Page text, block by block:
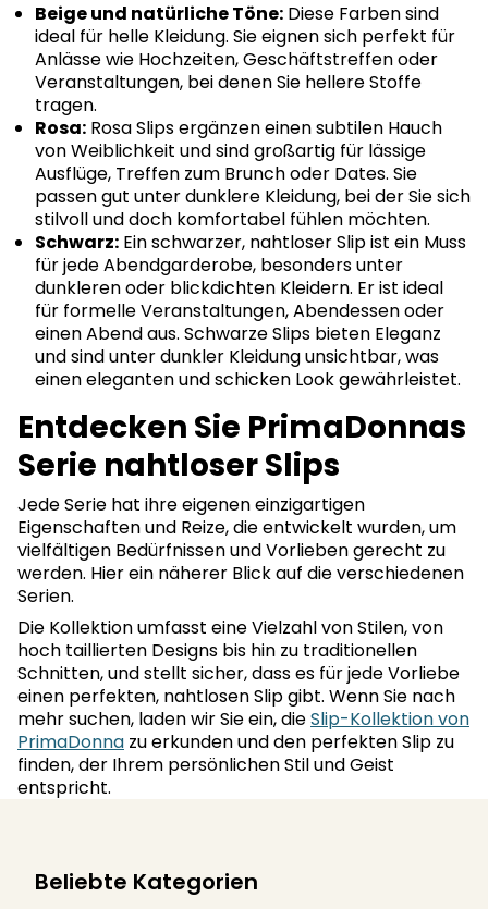
Beige und natürliche Töne: Diese Farben sind
ideal für helle Kleidung. Sie eignen sich perfekt für
Anlässe wie Hochzeiten, Geschäftstreffen oder
Veranstaltungen, bei denen Sie hellere Stoffe
tragen.
Rosa: Rosa Slips ergänzen einen subtilen Hauch
von Weiblichkeit und sind großartig für lässige
Ausflüge, Treffen zum Brunch oder Dates. Sie
passen gut unter dunklere Kleidung, bei der Sie sich
stilvoll und doch komfortabel fühlen möchten.
Schwarz: Ein schwarzer, nahtloser Slip ist ein Muss
für jede Abendgarderobe, besonders unter
dunkleren oder blickdichten Kleidern. Er ist ideal
für formelle Veranstaltungen, Abendessen oder
einen Abend aus. Schwarze Slips bieten Eleganz
und sind unter dunkler Kleidung unsichtbar, was
einen eleganten und schicken Look gewährleistet.
Entdecken Sie PrimaDonnas
Serie nahtloser Slips
Jede Serie hat ihre eigenen einzigartigen
Eigenschaften und Reize, die entwickelt wurden, um
vielfältigen Bedürfnissen und Vorlieben gerecht zu
werden. Hier ein näherer Blick auf die verschiedenen
Serien.
Die Kollektion umfasst eine Vielzahl von Stilen, von
hoch taillierten Designs bis hin zu traditionellen
Schnitten, und stellt sicher, dass es für jede Vorliebe
einen perfekten, nahtlosen Slip gibt. Wenn Sie nach
mehr suchen, laden wir Sie ein, dieSlip-Kollektion von
PrimaDonna zu erkunden und den perfekten Slip zu
finden, der Ihrem persönlichen Stil und Geist
entspricht.
Beliebte Kategorien